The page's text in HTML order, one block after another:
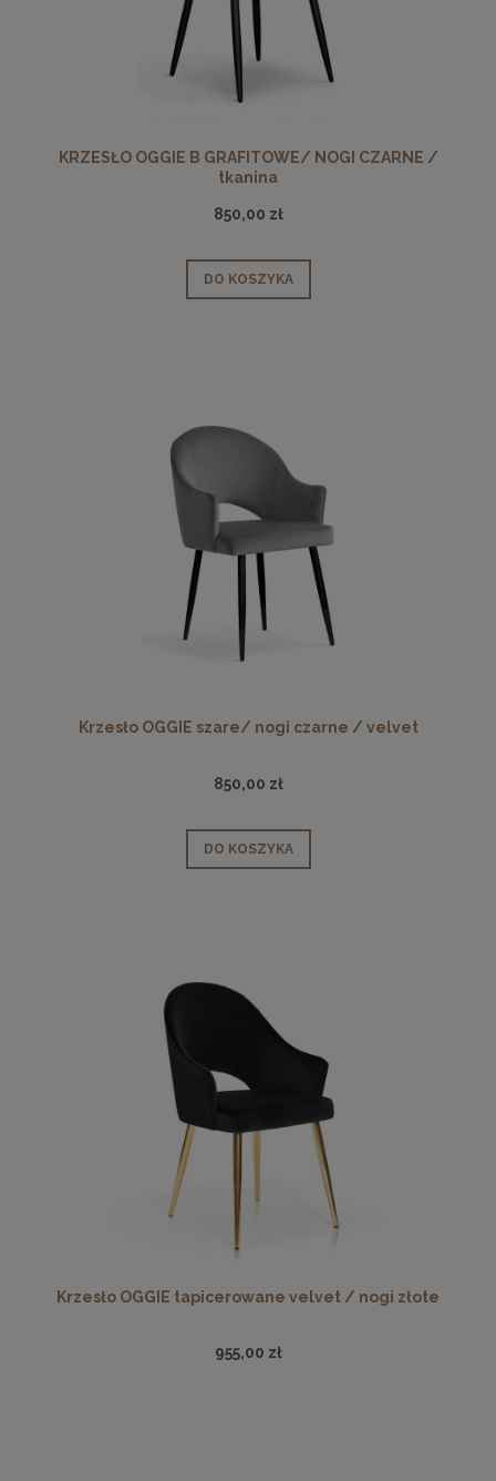
KRZESŁO OGGIE B GRAFITOWE/ NOGI CZARNE /
tkanina
850,00 zł
DO KOSZYKA
Krzesło OGGIE szare/ nogi czarne / velvet
850,00 zł
DO KOSZYKA
Krzesło OGGIE tapicerowane velvet / nogi złote
955,00 zł